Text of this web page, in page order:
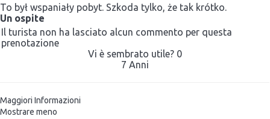
To był wspaniały pobyt. Szkoda tylko, że tak krótko.
Un ospite
Il turista non ha lasciato alcun commento per questa
prenotazione
Vi è sembrato utile? 0
7 Anni
Maggiori Informazioni
Mostrare meno